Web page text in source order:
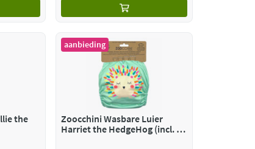
the
aanbieding
Zoocchini Wasbare Luier
Harriet the HedgeHog (incl. 2